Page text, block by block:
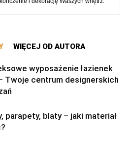
WIĘCEJ OD AUTORA
wyposażenie łazienek
Twoje centrum designerskich
parapety, blaty – jaki materiał